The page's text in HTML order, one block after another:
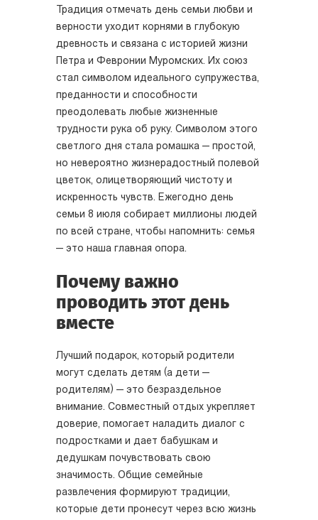
Традиция отмечать день семьи любви и
верности уходит корнями в глубокую
древность и связана с историей жизни
Петра и Февронии Муромских. Их союз
стал символом идеального супружества,
преданности и способности
преодолевать любые жизненные
трудности рука об руку. Символом этого
светлого дня стала ромашка — простой,
но невероятно жизнерадостный полевой
цветок, олицетворяющий чистоту и
искренность чувств. Ежегодно день
семьи 8 июля собирает миллионы людей
по всей стране, чтобы напомнить: семья
— это наша главная опора.
Почему важно
проводить этот день
вместе
Лучший подарок, который родители
могут сделать детям (а дети —
родителям) — это безраздельное
внимание. Совместный отдых укрепляет
доверие, помогает наладить диалог с
подростками и дает бабушкам и
дедушкам почувствовать свою
значимость. Общие семейные
развлечения формируют традиции,
которые дети пронесут через всю жизнь